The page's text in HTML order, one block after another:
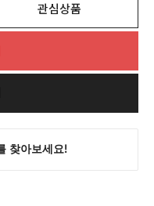
관심상품